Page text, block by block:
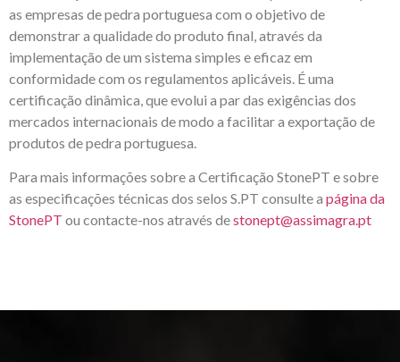
as empresas de pedra portuguesa com o objetivo de
demonstrar a qualidade do produto final, através da
implementação de um sistema simples e eficaz em
conformidade com os regulamentos aplicáveis. É uma
certificação dinâmica, que evolui a par das exigências dos
mercados internacionais de modo a facilitar a exportação de
produtos de pedra portuguesa.
Para mais informações sobre a Certificação StonePT e sobre
as especificações técnicas dos selos S.PT consulte a página da
StonePT ou contacte-nos através destonept@assimagra.pt